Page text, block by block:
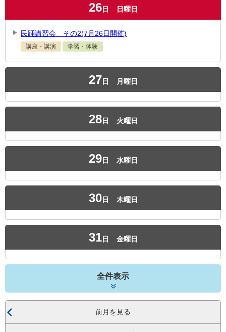
26日 日曜日
民踊講習会 その2(7月26日開催)
講座・講演 学習・体験
27 日 月曜日
28日 火曜日
29日 水曜日
30日 木曜日
31日 金曜日
全件表示
前月を見る